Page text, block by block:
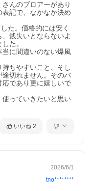
んのブロアーがあり
記で、なかなか決め
た。価格的には安く
銭失いとならないよ
た。
に間違いのない爆風
ちやすいこと、そし
切れません。そのバ
応であり更に嬉しいで
っていきたいと思い
いいね 2
2026/6/1
tno********